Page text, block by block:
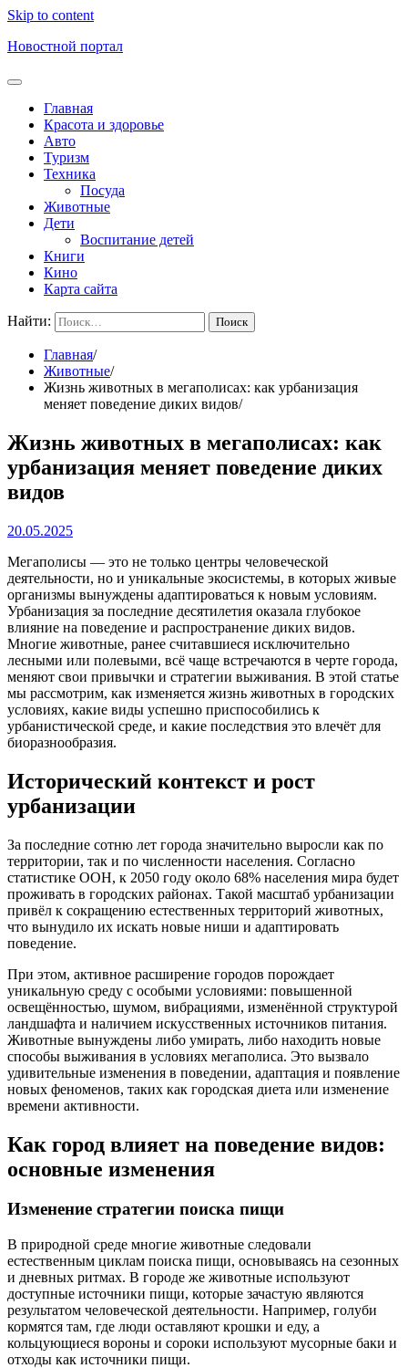
Skip to content
Новостной портал
Главная
Красота и здоровье
Авто
Туризм
Техника
Посуда
Животные
Дети
Воспитание детей
Книги
Кино
Карта сайта
Найти:
Главная
Животные
Жизнь животных в мегаполисах: как урбанизация
меняет поведение диких видов
Жизнь животных в мегаполисах: как
урбанизация меняет поведение диких
видов
20.05.2025
Мегаполисы — это не только центры человеческой
деятельности, но и уникальные экосистемы, в которых живые
организмы вынуждены адаптироваться к новым условиям.
Урбанизация за последние десятилетия оказала глубокое
влияние на поведение и распространение диких видов.
Многие животные, ранее считавшиеся исключительно
лесными или полевыми, всё чаще встречаются в черте города,
меняют свои привычки и стратегии выживания. В этой статье
мы рассмотрим, как изменяется жизнь животных в городских
условиях, какие виды успешно приспособились к
урбанистической среде, и какие последствия это влечёт для
биоразнообразия.
Исторический контекст и рост
урбанизации
За последние сотню лет города значительно выросли как по
территории, так и по численности населения. Согласно
статистике ООН, к 2050 году около 68% населения мира будет
проживать в городских районах. Такой масштаб урбанизации
привёл к сокращению естественных территорий животных,
что вынудило их искать новые ниши и адаптировать
поведение.
При этом, активное расширение городов порождает
уникальную среду с особыми условиями: повышенной
освещённостью, шумом, вибрациями, изменённой структурой
ландшафта и наличием искусственных источников питания.
Животные вынуждены либо умирать, либо находить новые
способы выживания в условиях мегаполиса. Это вызвало
удивительные изменения в поведении, адаптация и появление
новых феноменов, таких как городская диета или изменение
времени активности.
Как город влияет на поведение видов:
основные изменения
Изменение стратегии поиска пищи
В природной среде многие животные следовали
естественным циклам поиска пищи, основываясь на сезонных
и дневных ритмах. В городе же животные используют
доступные источники пищи, которые зачастую являются
результатом человеческой деятельности. Например, голуби
кормятся там, где люди оставляют крошки и еду, а
кольцующиеся вороны и сороки используют мусорные баки и
отходы как источники пищи.